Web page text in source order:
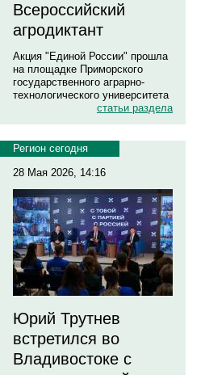
Всероссийский
агродиктант
Акция "Единой России" прошла
на площадке Приморского
государственного аграрно-
технологического университета
статьи раздела
Регион сегодня
28 Мая 2026, 14:16
Юрий Трутнев
встретился во
Владивостоке с